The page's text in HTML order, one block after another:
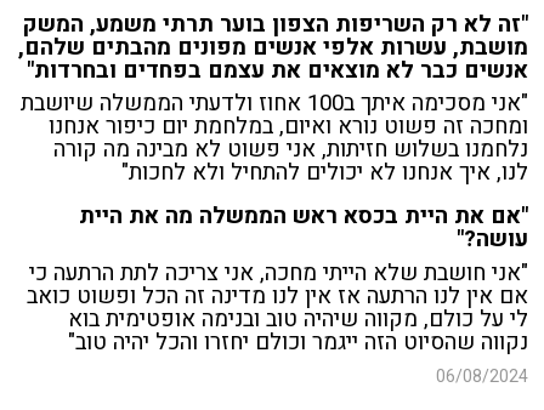
"זה לא רק השריפות הצפון בוער תרתי משמע, המשק
מושבת, עשרות אלפי אנשים מפונים מהבתים שלהם,
אנשים כבר לא מוצאים את עצמם בפחדים ובחרדות"
"אני מסכימה איתך ב100 אחוז ולדעתי הממשלה שיושבת
ומחכה זה פשוט נורא ואיום, במלחמת יום כיפור אנחנו
נלחמנו בשלוש חזיתות, אני פשוט לא מבינה מה קורה
לנו, איך אנחנו לא יכולים להתחיל ולא לחכות"
"אם את היית בכסא ראש הממשלה מה את היית
עושה?"
"אני חושבת שלא הייתי מחכה, אני צריכה לתת הרתעה כי
אם אין לנו הרתעה אז אין לנו מדינה זה הכל ופשוט כואב
לי על כולם, מקווה שיהיה טוב ובנימה אופטימית בוא
נקווה שהסיוט הזה ייגמר וכולם יחזרו והכל יהיה טוב"
06/08/2024